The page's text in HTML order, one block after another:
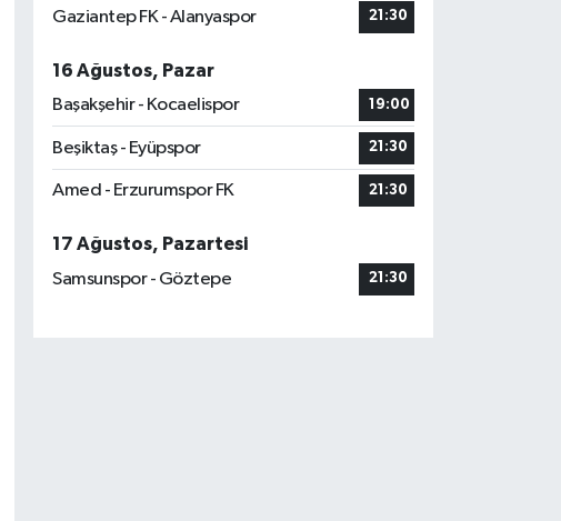
Gaziantep FK - Alanyaspor 21:30
16 Ağustos, Pazar
Başakşehir - Kocaelispor
19:00
Beşiktaş - Eyüpspor 21:30
Amed - Erzurumspor FK 21:30
17 Ağustos, Pazartesi
Samsunspor - Göztepe
21:30